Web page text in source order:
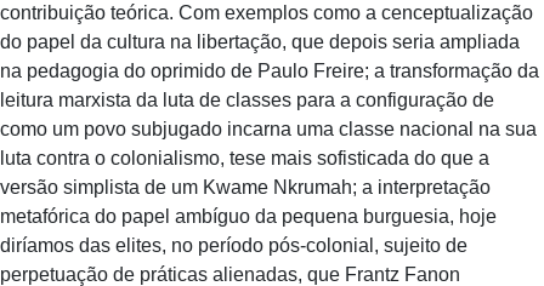
contribuição teórica. Com exemplos como a cenceptualização
do papel da cultura na libertação, que depois seria ampliada
na pedagogia do oprimido de Paulo Freire; a transformação da
leitura marxista da luta de classes para a configuração de
como um povo subjugado incarna uma classe nacional na sua
luta contra o colonialismo, tese mais sofisticada do que a
versão simplista de um Kwame Nkrumah; a interpretação
metafórica do papel ambíguo da pequena burguesia, hoje
diríamos das elites, no período pós-colonial, sujeito de
perpetuação de práticas alienadas, que Frantz Fanon